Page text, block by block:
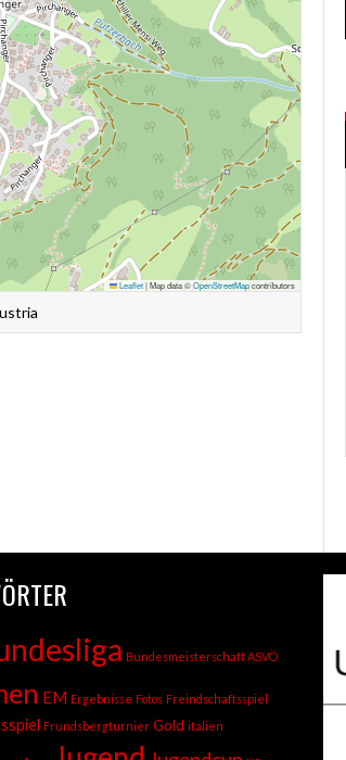
Leaflet|Map data ©OpenStreetMapcontributors
Bundesmeisterschaft ASVÖ
EM Ergebnisse Fotos Freindschaftsspiel
Frundsbergturnier Gold italien